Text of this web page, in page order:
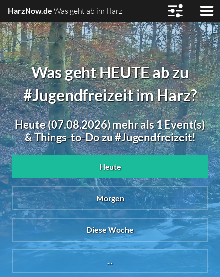
HarzNow.de Was geht ab im Harz
Was geht HEUTE ab zu
#Jugendfreizeit im Harz?
Heute (07.08.2026) mehr als 1 Event(s)
& Things-to-Do zu #Jugendfreizeit!
Heute
Morgen
Diese Woche